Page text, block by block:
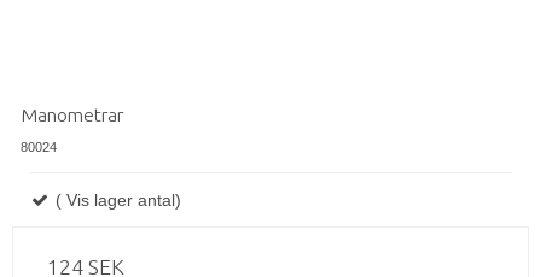
Manometrar
80024
( Vis lager antal)
124 SEK